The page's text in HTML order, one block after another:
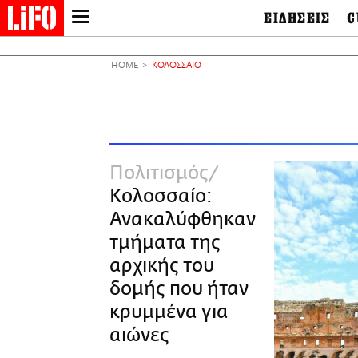
NEWSLETTER
ΑΜΠΑ
PRINT
ΕΙΔΗΣΕΙΣ
TV & Media
Tech &
Science
European Lifo
&
HOME ΚΟΛΟΣΣΑΙΟ
Πολιτισμός
Κολοσσαίο:
Ανακαλύφθηκαν
τμήματα της
αρχικής του
δομής που ήταν
κρυμμένα για
αιώνες